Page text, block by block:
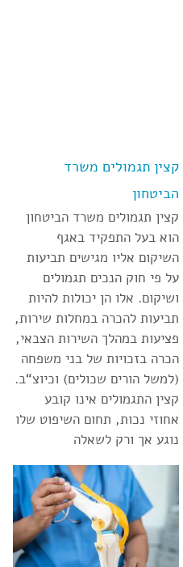
קצין תגמולים משרד
הביטחון
קצין תגמולים משרד הביטחון
הוא בעל התפקיד באגף
השיקום אליו מגישים תביעות
על פי חוק הנכים תגמולים
ושיקום. אלו הן יכולות להיות
תביעות להכרה במחלות שירות,
פציעות במהלך השירות הצבאי,
הכרה בזכויות של בני משפחה
(למשל הורים שכולים) וכיוצ“ב.
קצין התגמולים אינו קובע
אחוזי נכות, תחום השיפוט שלו
נוגע אך ורק לשאלה